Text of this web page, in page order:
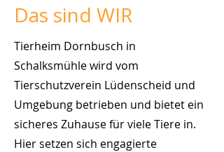
Das sind WIR
Tierheim Dornbusch in
Schalksmühle wird vom
Tierschutzverein Lüdenscheid und
Umgebung betrieben und bietet ein
sicheres Zuhause für viele Tiere in.
Hier setzen sich engagierte